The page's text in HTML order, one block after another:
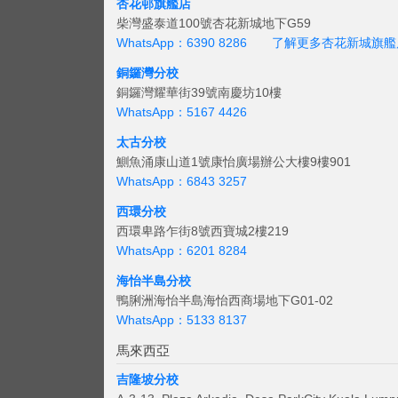
杏花邨旗艦店
柴灣盛泰道100號杏花新城地下G59
WhatsApp：6390 8286
了解更多杏花新城旗
銅鑼灣分校
銅鑼灣耀華街39號南慶坊10樓
WhatsApp：5167 4426
太古分校
鰂魚涌康山道1號康怡廣場辦公大樓9樓901
WhatsApp：6843 3257
西環分校
西環卑路乍街8號西寶城2樓219
WhatsApp：6201 8284
海怡半島分校
鴨脷洲海怡半島海怡西商場地下G01-02
WhatsApp：5133 8137
馬來西亞
吉隆坡分校